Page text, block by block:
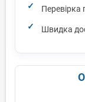
Перевірка
Швидка